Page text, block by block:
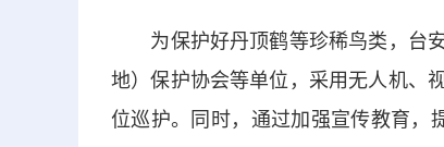
为保护好丹顶鹤等珍稀鸟类，台安
地）保护协会等单位，采用无人机、
位巡护。同时，通过加强宣传教育，